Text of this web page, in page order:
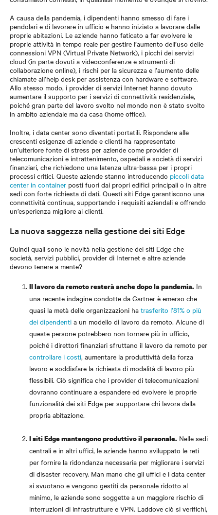
A causa della pandemia, i dipendenti hanno smesso di fare i
pendolari e di lavorare in ufficio e hanno iniziato a lavorare dalle
proprie abitazioni. Le aziende hanno faticato a far evolvere le
proprie attività in tempo reale per gestire l’aumento dell’uso delle
connessioni VPN (Virtual Private Network), i picchi dei servizi
cloud (in parte dovuti a videoconferenze e strumenti di
collaborazione online), i rischi per la sicurezza e l’aumento delle
chiamate all’help desk per assistenza con hardware e software.
Allo stesso modo, i provider di servizi Internet hanno dovuto
aumentare il supporto per i servizi di connettività residenziale,
poiché gran parte del lavoro svolto nel mondo non è stato svolto
in ambito aziendale ma da casa (home office).
Inoltre, i data center sono diventati portatili. Rispondere alle
crescenti esigenze di aziende e clienti ha rappresentato
un’ulteriore fonte di stress per aziende come provider di
telecomunicazioni e intrattenimento, ospedali e società di servizi
finanziari, che richiedono una latenza ultra-bassa per i propri
processi critici. Queste aziende stanno introducendo piccoli data
center in container posti fuori dai propri edifici principali o in altre
sedi con forte richiesta di dati. Questi siti Edge garantiscono una
connettività continua, supportando i requisiti aziendali e offrendo
un’esperienza migliore ai clienti.
La nuova saggezza nella gestione dei siti Edge
Quindi quali sono le novità nella gestione dei siti Edge che
società, servizi pubblici, provider di Internet e altre aziende
devono tenere a mente?
Il lavoro da remoto resterà anche dopo la pandemia. In
una recente indagine condotte da Gartner è emerso che
quasi la metà delle organizzazioni ha trasferito l’81% o più
dei dipendenti a un modello di lavoro da remoto. Alcune di
queste persone potrebbero non tornare più in ufficio,
poiché i direttori finanziari sfruttano il lavoro da remoto per
controllare i costi, aumentare la produttività della forza
lavoro e soddisfare la richiesta di modalità di lavoro più
flessibili. Ciò significa che i provider di telecomunicazioni
dovranno continuare a espandere ed evolvere le proprie
funzionalità dei siti Edge per supportare chi lavora dalla
propria abitazione.
I siti Edge mantengono produttivo il personale. Nelle sedi
centrali e in altri uffici, le aziende hanno sviluppato le reti
per fornire la ridondanza necessaria per migliorare i servizi
di disaster recovery. Man mano che gli uffici e i data center
si svuotano e vengono gestiti da personale ridotto al
minimo, le aziende sono soggette a un maggiore rischio di
interruzioni di infrastrutture e VPN. Laddove ciò si verifichi,